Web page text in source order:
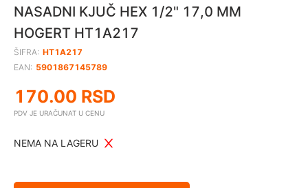
NASADNI KJUČ HEX 1/2" 17,0 MM
HOGERT HT1A217
ŠIFRA: HT1A217
EAN: 5901867145789
170.00 RSD
PDV JE URAČUNAT U CENU
NEMA NA LAGERU